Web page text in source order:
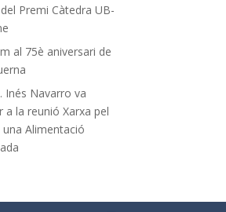
Premi Càtedra UB-
al 75è aniversari de
Inés Navarro va
a la reunió Xarxa pel
Alimentació